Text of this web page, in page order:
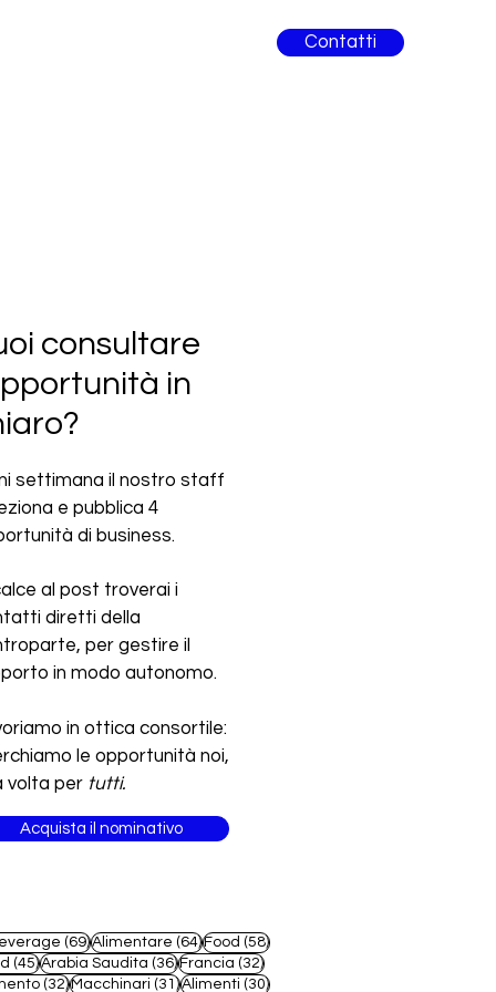
Contatti
(69)69 post
Alimentare (64)64 post
Food (58)58 post
(45)45 post
Arabia Saudita (36)36 post
Francia (32)32 post
(32)32 post
Macchinari (31)31 post
Alimenti (30)30 post
consultare
in
settimana il nostro staff
e pubblica 4
di business.
al post troverai i
diretti della
per gestire il
in modo autonomo.
in ottica consortile:
le opportunità noi,
volta per tutti.
Acquista il nominativo